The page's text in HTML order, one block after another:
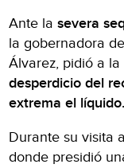
Ante lasevera
la gobernadora
Álvarez, pidió a
desperdicio del
extrema el líquido.
Durante su visita
donde presidió